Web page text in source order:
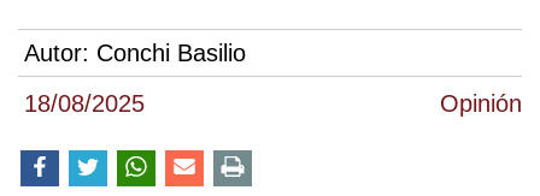
18/08/2025 Opinión
Autor: Conchi Basilio